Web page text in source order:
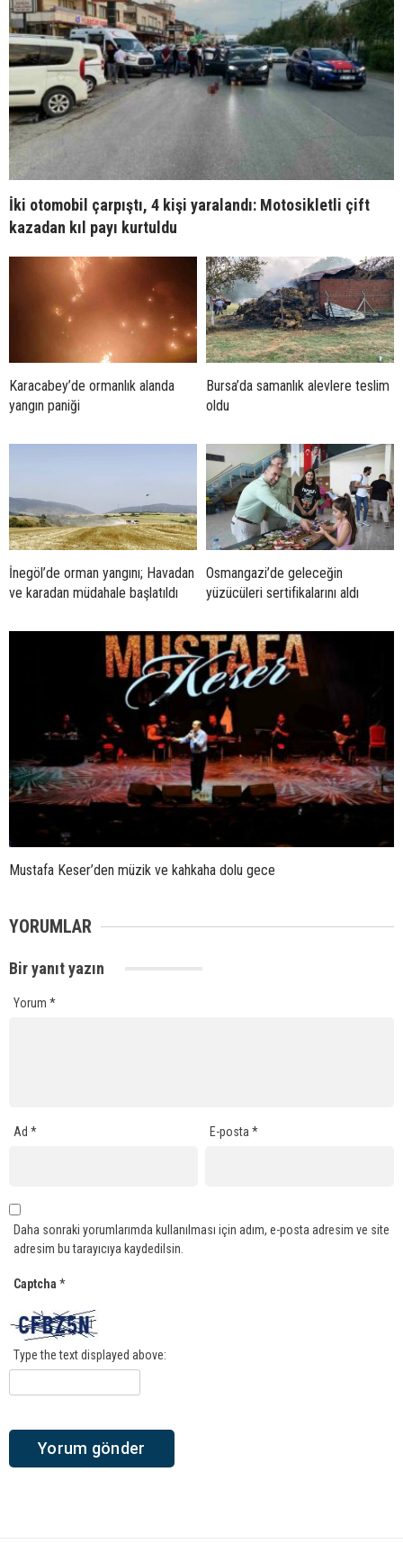
İki otomobil çarpıştı, 4 kişi yaralandı: Motosikletli çift
kazadan kıl payı kurtuldu
Karacabey’de ormanlık alanda
yangın paniği
Bursa’da samanlık alevlere teslim
oldu
İnegöl’de orman yangını; Havadan
ve karadan müdahale başlatıldı
Osmangazi’de geleceğin
yüzücüleri sertifikalarını aldı
Mustafa Keser’den müzik ve kahkaha dolu gece
YORUMLAR
Bir yanıt yazın
Yorum *
Ad * E-posta*
Daha sonraki yorumlarımda kullanılması için adım, e-posta adresim ve site
adresim bu tarayıcıya kaydedilsin.
Captcha *
Type the text displayed above: